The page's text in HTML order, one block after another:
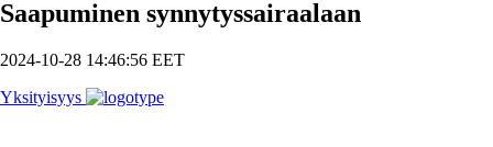
Saapuminen synnytyssairaalaan
2024-10-28 14:46:56 EET
Yksityisyys